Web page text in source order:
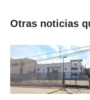
Otras noticias